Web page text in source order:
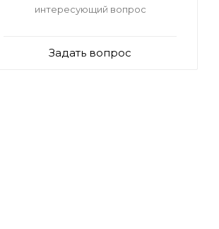
интересующий вопрос
Задать вопрос